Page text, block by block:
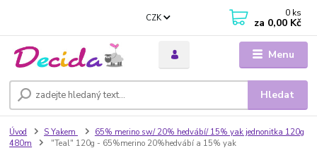
Menu
CZK
Hledat
0 ks
za 0,00 Kč
Úvod S Yakem
65% merino sw/ 20% hedvábí/ 15% yak jednonitka 120g
480m
"Teal" 120g - 65%merino 20%hedvábí a 15% yak